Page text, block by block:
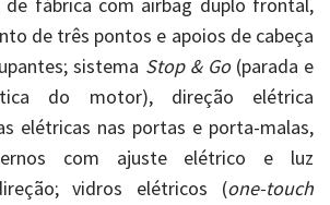
de fábrica com airbag duplo frontal,
de três pontos e apoios de cabeça
sistema Stop & Go(parada e
do motor), direção elétrica
elétricas nas portas e porta-malas,
com ajuste elétrico e luz
vidros elétricos (one-touch